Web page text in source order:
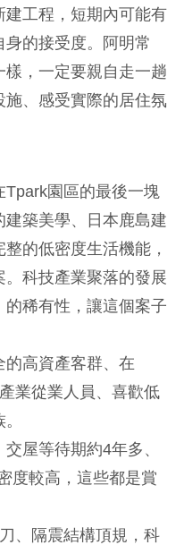
工程，短期內可能有
的接受度。阿明常
，一定要親自走一趟
、感受實際的居住氛
Tpark園區的最後一塊
築美學、日本鹿島建
的低密度生活機能，
科技產業聚落的發展
稀有性，讓這個案子
高資產客群、在
業從業人員、喜歡低
屋等待期約4年多、
度較高，這些都是賞
、隔震結構頂規，科